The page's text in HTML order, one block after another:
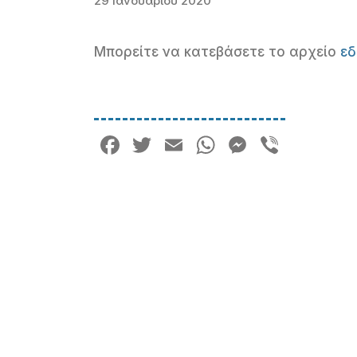
Μπορείτε να κατεβάσετε το αρχείο
Facebook
Twitter
EmailWhatsApp